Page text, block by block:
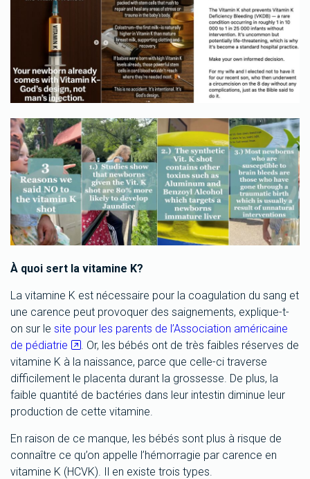
À quoi sert la vitamine K?
La vitamine K est nécessaire pour la coagulation du sang et
une carence peut provoquer des saignements, explique-t-
on sur le site pour les parents de l’Association américaine
de pédiatrie
. Or, les bébés ont de très faibles réserves de
vitamine K à la naissance, parce que celle-ci traverse
difficilement le placenta durant la grossesse. De plus, la
faible quantité de bactéries dans leur intestin diminue leur
production de cette vitamine.
En raison de ce manque, les bébés sont plus à risque de
connaître ce qu’on appelle l’hémorragie par carence en
vitamine K (HCVK). Il en existe trois types.